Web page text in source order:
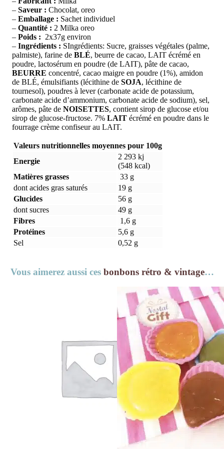
– Saveur : Chocolat, oreo
– Emballage : Sachet individuel
– Quantité : 2 Milka oreo
– Poids : 2x37g environ
– Ingrédients : SIngrédients: Sucre, graisses végétales (palme,
palmiste), farine de BLÉ, beurre de cacao, LAIT écrémé en
poudre, lactosérum en poudre (de LAIT), pâte de cacao,
BEURRE concentré, cacao maigre en poudre (1%), amidon
de BLÉ, émulsifiants (lécithine de SOJA, lécithine de
tournesol), poudres à lever (carbonate acide de potassium,
carbonate acide d’ammonium, carbonate acide de sodium), sel,
arômes, pâte de NOISETTES, contient sirop de glucose et/ou
sirop de glucose-fructose. 7% LAIT écrémé en poudre dans le
fourrage crème confiseur au LAIT.
Valeurs nutritionnelles moyennes pour 100g
Energie
2 293 kj
(548 kcal)
Matières grasses
33 g
dont acides gras saturés
19 g
Glucides
56 g
dont sucres
49 g
Fibres
1,6 g
Protéines
5,6 g
Sel
0,52 g
Vous aimerez aussi ces bonbons rétro & vintage…